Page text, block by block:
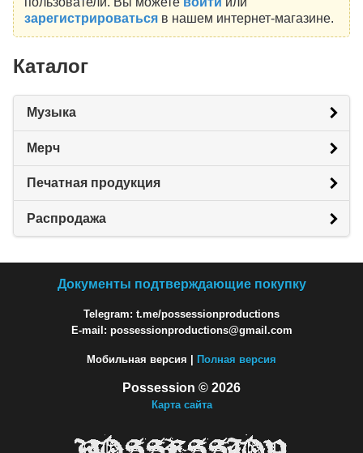
зарегистрироватьсяв нашем интернет-магазине.
Каталог
Музыка
Мерч
Печатная продукция
Распродажа
Документы подтверждающие покупку
Telegram: t.me/possessionproductions
E-mail: possessionproductions@gmail.com
Мобильная версия | Полная версия
Possession © 2026
Карта сайта